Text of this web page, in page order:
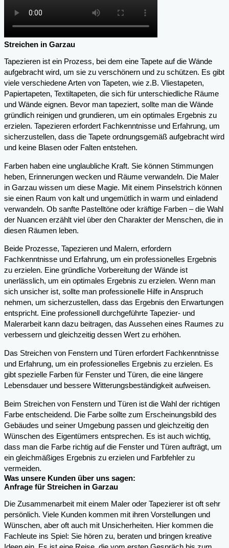
Streichen in Garzau
Tapezieren ist ein Prozess, bei dem eine Tapete auf die Wände
aufgebracht wird, um sie zu verschönern und zu schützen. Es gibt
viele verschiedene Arten von Tapeten, wie z.B. Vliestapeten,
Papiertapeten, Textiltapeten, die sich für unterschiedliche Räume
und Wände eignen. Bevor man tapeziert, sollte man die Wände
gründlich reinigen und grundieren, um ein optimales Ergebnis zu
erzielen. Tapezieren erfordert Fachkenntnisse und Erfahrung, um
sicherzustellen, dass die Tapete ordnungsgemäß aufgebracht wird
und keine Blasen oder Falten entstehen.
Farben haben eine unglaubliche Kraft. Sie können Stimmungen
heben, Erinnerungen wecken und Räume verwandeln. Die Maler
in Garzau wissen um diese Magie. Mit einem Pinselstrich können
sie einen Raum von kalt und ungemütlich in warm und einladend
verwandeln. Ob sanfte Pastelltöne oder kräftige Farben – die Wahl
der Nuancen erzählt viel über den Charakter der Menschen, die in
diesen Räumen leben.
Beide Prozesse, Tapezieren und Malern, erfordern
Fachkenntnisse und Erfahrung, um ein professionelles Ergebnis
zu erzielen. Eine gründliche Vorbereitung der Wände ist
unerlässlich, um ein optimales Ergebnis zu erzielen. Wenn man
sich unsicher ist, sollte man professionelle Hilfe in Anspruch
nehmen, um sicherzustellen, dass das Ergebnis den Erwartungen
entspricht. Eine professionell durchgeführte Tapezier- und
Malerarbeit kann dazu beitragen, das Aussehen eines Raumes zu
verbessern und gleichzeitig dessen Wert zu erhöhen.
Das Streichen von Fenstern und Türen erfordert Fachkenntnisse
und Erfahrung, um ein professionelles Ergebnis zu erzielen. Es
gibt spezielle Farben für Fenster und Türen, die eine längere
Lebensdauer und bessere Witterungsbeständigkeit aufweisen.
Beim Streichen von Fenstern und Türen ist die Wahl der richtigen
Farbe entscheidend. Die Farbe sollte zum Erscheinungsbild des
Gebäudes und seiner Umgebung passen und gleichzeitig den
Wünschen des Eigentümers entsprechen. Es ist auch wichtig,
dass man die Farbe richtig auf die Fenster und Türen aufträgt, um
ein gleichmäßiges Ergebnis zu erzielen und Farbfehler zu
vermeiden.
Was unsere Kunden über uns sagen:
Anfrage für Streichen in Garzau
Die Zusammenarbeit mit einem Maler oder Tapezierer ist oft sehr
persönlich. Viele Kunden kommen mit ihren Vorstellungen und
Wünschen, aber oft auch mit Unsicherheiten. Hier kommen die
Fachleute ins Spiel: Sie hören zu, beraten und bringen kreative